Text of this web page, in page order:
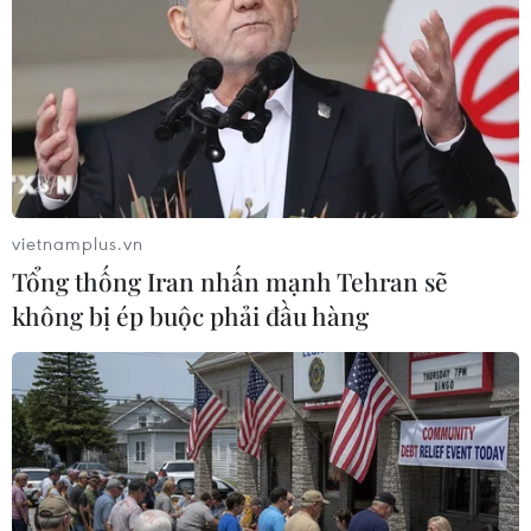
Theo dõi VietnamPlus
TIN LIÊN QUAN
vietnamplus.vn
Tổng thống Iran nhấn mạnh Tehran sẽ
không bị ép buộc phải đầu hàng